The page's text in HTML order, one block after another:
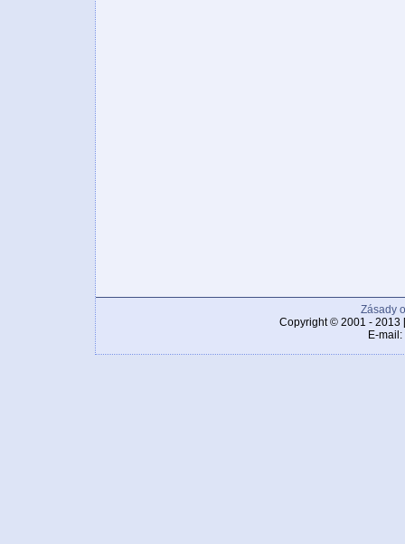
Zásady
Copyright © 2001 - 2013
E-mail: